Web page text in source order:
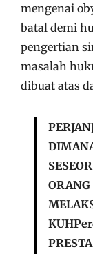
mengenai
batal demi
pengertian
masalah
dibuat atas